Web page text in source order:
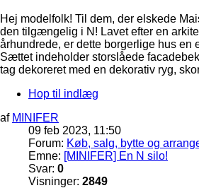
Hej modelfolk! Til dem, der elskede
den tilgængelig i N! Lavet efter en
århundrede, er dette borgerlige hus en
Sættet indeholder storslåede
tag dekoreret med en dekorativ ryg,
Hop til indlæg
af MINIFER
09 feb 2023, 11:50
Forum: Køb, salg, bytte og
Emne: [MINIFER] En N silo!
Svar: 0
Visninger: 2849